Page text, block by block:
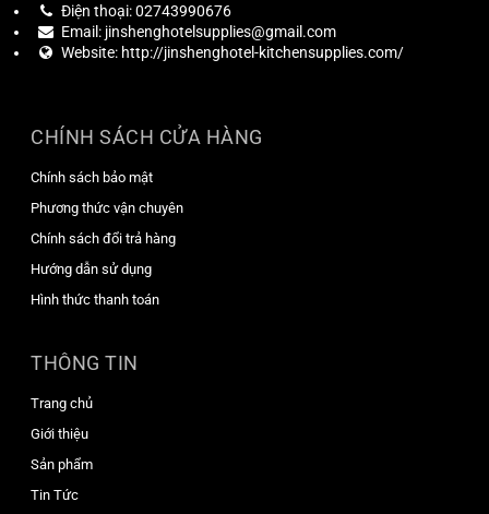
Điện thoại:02743990676
Email: jinshenghotelsupplies@gmail.com
Website: http://jinshenghotel-kitchensupplies.com/
CHÍNH SÁCH CỬA HÀNG
Chính sách bảo mật
Phương thức vận chuyên
Chính sách đổi trả hàng
Hướng dẫn sử dụng
Hình thức thanh toán
THÔNG TIN
Trang chủ
Giới thiệu
Sản phẩm
Tin Tức